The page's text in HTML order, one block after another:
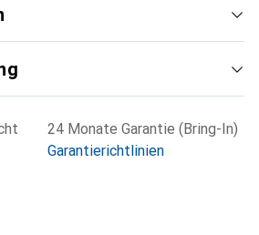
24 Monate Garantie (Bring-In)
Garantierichtlinien